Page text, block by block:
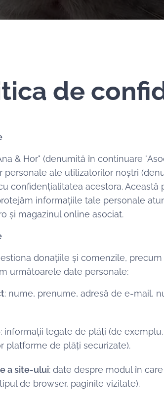
de
& Hor" (denumită în continuare
ale utilizatorilor noștri
confidențialitatea acestora.
informațiile tale personale
și magazinul online asociat.
donațiile și comenzile,
următoarele date personale:
: nume, prenume, adresă de e-mail,
: informații legate de plăți (de
platforme de plăți securizate).
a site-ului: date despre modul în
de browser, paginile vizitate).